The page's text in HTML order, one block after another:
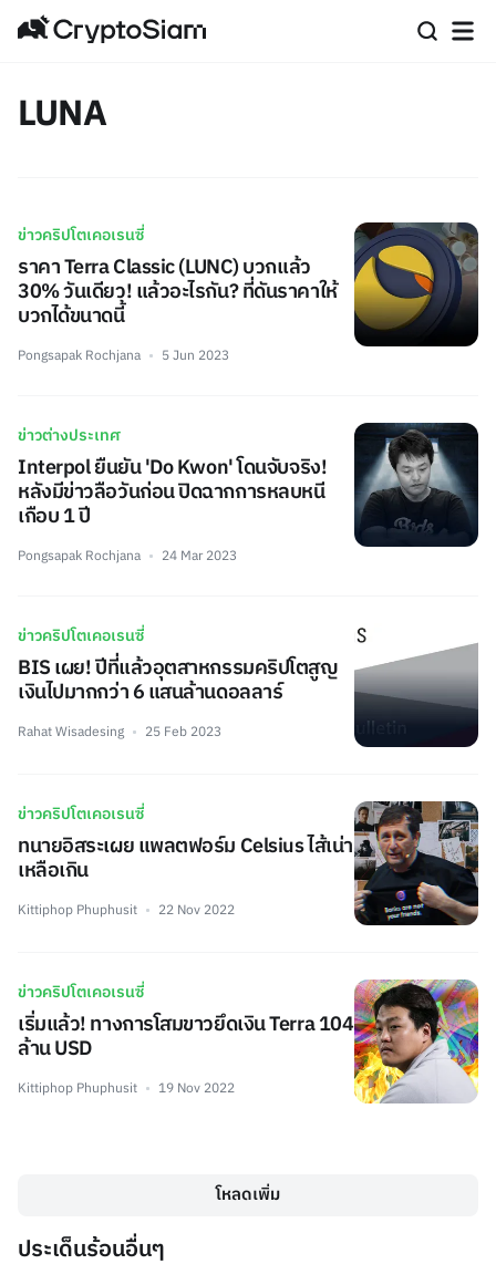
LUNA
ข่าวคริปโตเคอเรนซี่
ราคา Terra Classic (LUNC) บวกแล้ว
30% วันเดียว! แล้วอะไรกัน? ที่ดันราคาให้
บวกได้ขนาดนี้
Pongsapak Rochjana 5 Jun 2023
ข่าวต่างประเทศ
Interpol ยืนยัน 'Do Kwon' โดนจับจริง!
หลังมีข่าวลือวันก่อน ปิดฉากการหลบหนี
เกือบ 1 ปี
Pongsapak Rochjana 24 Mar 2023
ข่าวคริปโตเคอเรนซี่
BIS เผย! ปีที่แล้วอุตสาหกรรมคริปโตสูญ
เงินไปมากกว่า 6 แสนล้านดอลลาร์
Rahat Wisadesing 25 Feb 2023
ข่าวคริปโตเคอเรนซี่
ทนายอิสระเผย แพลตฟอร์ม Celsius ไส้เน่า
เหลือเกิน
Kittiphop Phuphusit 22 Nov 2022
ข่าวคริปโตเคอเรนซี่
เริ่มแล้ว! ทางการโสมขาวยึดเงิน Terra 104
ล้าน USD
Kittiphop Phuphusit 19 Nov 2022
โหลดเพิ่ม
ประเด็นร้อนอื่นๆ